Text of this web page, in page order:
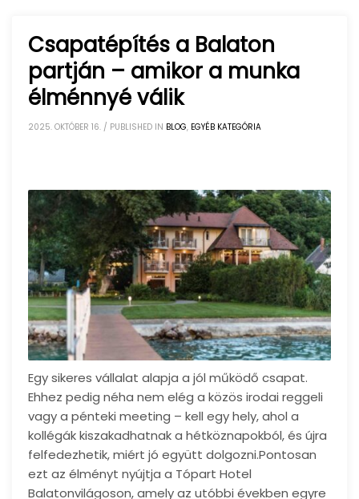
Csapatépítés a Balaton
partján – amikor a munka
élménnyé válik
2025. OKTÓBER 16. / PUBLISHED IN BLOG, EGYÉB KATEGÓRIA
Egy sikeres vállalat alapja a jól működő csapat.
Ehhez pedig néha nem elég a közös irodai reggeli
vagy a pénteki meeting – kell egy hely, ahol a
kollégák kiszakadhatnak a hétköznapokból, és újra
felfedezhetik, miért jó együtt dolgozni.Pontosan
ezt az élményt nyújtja a Tópart Hotel
Balatonvilágoson, amely az utóbbi években egyre